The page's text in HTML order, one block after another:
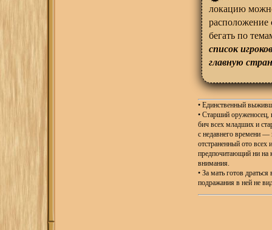
локацию
расположение
бегать по
список
главную
• Единственный
• Старший
бич всех младших и
с недавнего времени
отстраненный ото всех
предпочитающий ни на
внимания.
• За мать готов
подражания в ней не